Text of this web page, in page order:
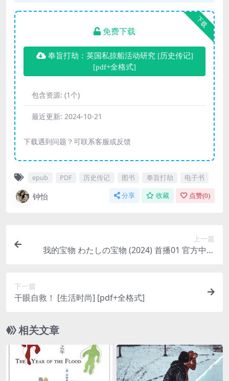
下载
免费下载
奉旨打劫：英国私掠船活动研究 [ 历史传记]
[pdf+全格式]
包含资源: (1个)
最近更新: 2024-10-21
下载遇到问题？可联系客服或反馈
epub PDF 历史传记 图书 奉旨打劫 电子书
钟怡 分享 收藏 点赞(0)
上一篇
我的宝物 わたしの宝物 (2024) 首播01 官方中字
下一篇
干眼自救！ [ 生活时尚] [pdf+全格式]
相关文章